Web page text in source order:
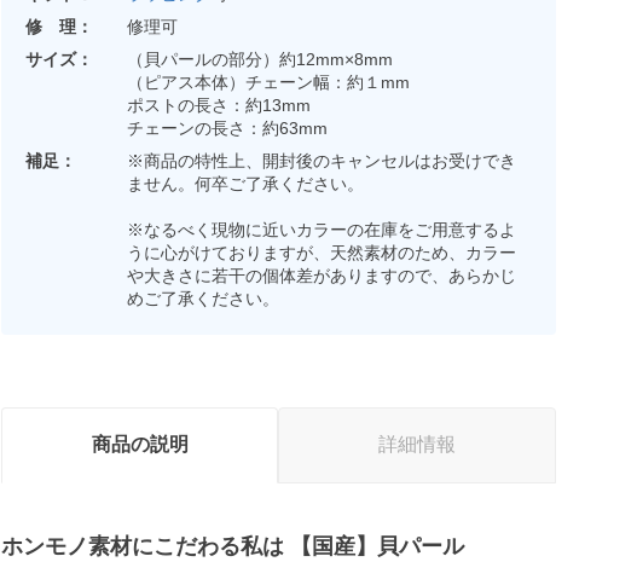
修 理：
修理可
サイズ：
（貝パールの部分）約12mm×8mm
（ピアス本体）チェーン幅：約１mm
ポストの長さ：約13mm
チェーンの長さ：約63mm
補足：
※商品の特性上、開封後のキャンセルはお受けでき
ません。何卒ご了承ください。
※なるべく現物に近いカラーの在庫をご用意するよ
うに心がけておりますが、天然素材のため、カラー
や大きさに若干の個体差がありますので、あらかじ
めご了承ください。
商品の説明 詳細情報
ホンモノ素材にこだわる私は 【国産】貝パール